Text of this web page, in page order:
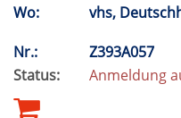
Wo:
vhs,
Nr.:
Z393A057
Status:
Anmeldung